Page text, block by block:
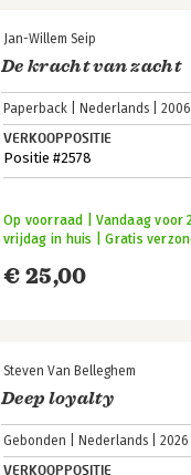
Jan-Willem Seip
De kracht van zacht
Paperback Nederlands 2006
VERKOOPPOSITIE
Positie #2578
€ 25,00
Op voorraad | Vandaag voor
vrijdag in huis | Gratis
Steven Van Belleghem
Deep loyalty
Gebonden Nederlands 2026
VERKOOPPOSITIE